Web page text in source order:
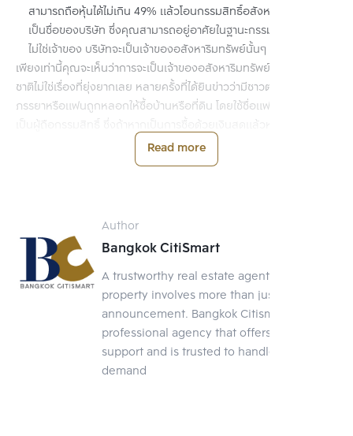
สามารถถือหุ้นได้ไม่เกิน 49% แล้วโอนกรรมสิทธิ์อสังหาริมทรัพย์ให้
เป็นชื่อของบริษัท ซึ่งคุณสามารถอยู่อาศัยในฐานะกรรมการ แต่คุณจะ
ไม่ใช่เจ้าของ บริษัทจะเป็นเจ้าของอสังหาริมทรัพย์นั้นๆ
เพียงเท่านี้คุณจะเห็นว่าการจะเป็นเจ้าของอสังหาริมทรัพย์สำหรับชาวต่าง
ชาติไม่ใช่เรื่องที่ยุ่งยากเลย หลายครั้งที่ได้ยินข่าวว่ามีชาวต่างชาติที่มี
ภรรยาหรือแฟนถูกหลอกให้ซื้อบ้านหรือที่ดิน โดยใช้ชื่อแฟนหรือภรรยา
ต้องเลิกกัน และไม่ได้จดทะเบียนสมรสจะทำให้ชาวต่างชาติไม่มีสิทธิ์ในการ
เรียกร้ององกรรมสิทธิ์ใดๆ ซึ่งทางแก้ไขเฉพาะหน้าสำหรับชาวต่างชาติที่
หลังนั้น ก็จะทำให้มีสิทธิ์ในการใช้ประโยชน์ในระยะยาวถึงแม้จะไม่ได้ถือ
ครองกรรมสิทธิ์ก็ตาม หากจะขายต่อก็จะขายยากเนื่องจากติดสัญญาเช่า
ระยะยาว
Read more
Author
Bangkok CitiSmart
A trustworthy real estate agent Selling a
property involves more than just posting an
announcement. Bangkok Citismart is a
professional agency that offers full-service
support and is trusted to handle your
demand